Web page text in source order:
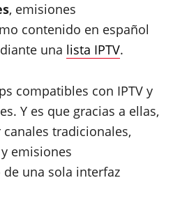
, emisiones
contenido en español
una lista IPTV.
compatibles con IPTV y
Y es que gracias a ellas,
tradicionales,
emisiones
una sola interfaz